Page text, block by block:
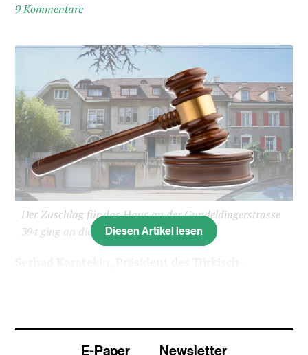
9 Kommentare
Der Zuschlag für das Haus an der Gundeldingerstrasse
394 ging an die Fetih-Moschee.
Diesen Artikel lesen
E-Paper Newsletter